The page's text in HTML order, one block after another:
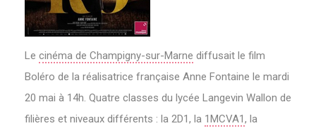
Le cinéma de Champigny-sur-Marne diffusait le film
Boléro de la réalisatrice française Anne Fontaine le mardi
20 mai à 14h. Quatre classes du lycée Langevin Wallon de
filières et niveaux différents : la 2D1, la 1MCVA1, la